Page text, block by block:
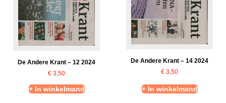
De Andere Krant – 12 2024
€ 3,50
+ In winkelmand
De Andere Krant – 14 2024
€ 3,50
+ In winkelmand